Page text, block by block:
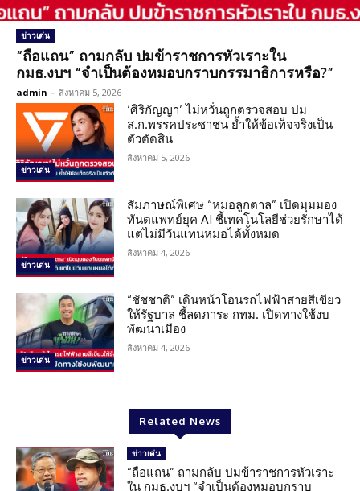
ข่าวเด่น
“ถือแถน” ถามกลับ ปมข้าราชการหัวเราะใน
กมธ.งบฯ “จำเป็นต้องหมอบกราบกรรมาธิการหรือ?”
admin - สิงหาคม 5, 2026
ข่าวเด่น
‘ศิริกัญญา’ ไม่หวั่นถูกตรวจสอบ ปม
ส.ก.พรรคประชาชน ย้ำให้ข้อเท็จจริงเป็น
ตัวตัดสิน
สิงหาคม 5, 2026
ข่าวเด่น
สัมภาษณ์พิเศษ “หมอลูกตาล” เปิดมุมมอง
ทันตแพทย์ยุค AI ชี้เทคโนโลยีช่วยรักษาได้
แต่ไม่มีวันแทนหมอได้ทั้งหมด
สิงหาคม 4, 2026
ข่าวเด่น
“ชัชชาติ” เดินหน้าโอนรถไฟฟ้าสายสีเขียว
ให้รัฐบาล ชี้ลดภาระ กทม. เปิดทางใช้งบ
พัฒนาเมือง
สิงหาคม 4, 2026
Related News
ข่าวเด่น
“ถือแถน” ถามกลับ ปมข้าราชการหัวเราะ
ใน กมธ.งบฯ “จำเป็นต้องหมอบกราบ